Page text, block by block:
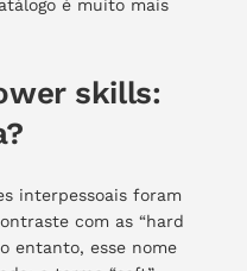
é muito mais
skills:
interpessoais foram
com as “hard
entanto, esse nome